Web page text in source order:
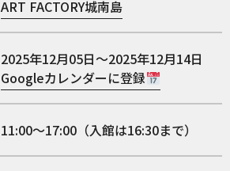
ART FACTORY城南島
2025年12月05日～2025年12月14日
Googleカレンダーに登録
11:00～17:00（入館は16:30まで）